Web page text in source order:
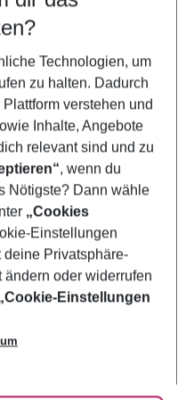
Technologien, um
zu halten. Dadurch
verstehen und
Inhalte, Angebote
relevant sind und zu
, wenn du
Nötigste? Dann wähle
„Cookies
Einstellungen
Privatsphäre-
oder widerrufen
Einstellungen